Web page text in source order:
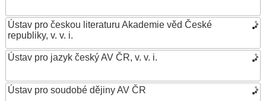
Ústav pro českou literaturu Akademie věd České
republiky, v. v. i.
Ústav pro jazyk český AV ČR, v. v. i.
Ústav pro soudobé dějiny AV ČR